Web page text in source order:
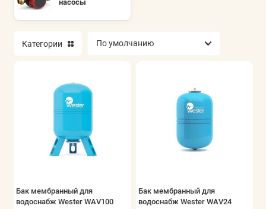
насосы
Категории
Бак мембранный для
водоснабж Wester WAV100
Бак мембранный для
водоснабж Wester WAV24